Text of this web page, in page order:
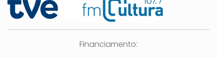
Financiamento: